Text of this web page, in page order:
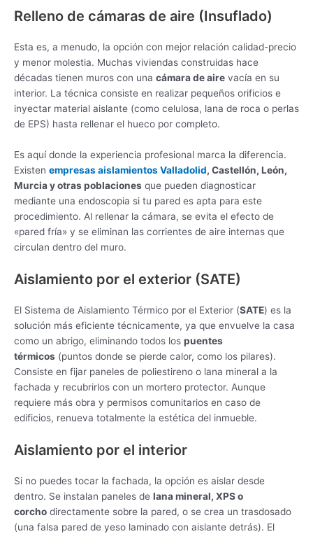
Relleno de cámaras de aire (Insuflado)
Esta es, a menudo, la opción con mejor relación calidad-precio
y menor molestia. Muchas viviendas construidas hace
décadas tienen muros con una cámara de aire vacía en su
interior. La técnica consiste en realizar pequeños orificios e
inyectar material aislante (como celulosa, lana de roca o perlas
de EPS) hasta rellenar el hueco por completo.
Es aquí donde la experiencia profesional marca la diferencia.
Existen empresas aislamientos Valladolid, Castellón, León,
Murcia y otras poblaciones que pueden diagnosticar
mediante una endoscopia si tu pared es apta para este
procedimiento. Al rellenar la cámara, se evita el efecto de
«pared fría» y se eliminan las corrientes de aire internas que
circulan dentro del muro.
Aislamiento por el exterior (SATE)
El Sistema de Aislamiento Térmico por el Exterior (SATE) es la
solución más eficiente técnicamente, ya que envuelve la casa
como un abrigo, eliminando todos los puentes
térmicos (puntos donde se pierde calor, como los pilares).
Consiste en fijar paneles de poliestireno o lana mineral a la
fachada y recubrirlos con un mortero protector. Aunque
requiere más obra y permisos comunitarios en caso de
edificios, renueva totalmente la estética del inmueble.
Aislamiento por el interior
Si no puedes tocar la fachada, la opción es aislar desde
dentro. Se instalan paneles de lana mineral, XPS o
corcho directamente sobre la pared, o se crea un trasdosado
(una falsa pared de yeso laminado con aislante detrás). El